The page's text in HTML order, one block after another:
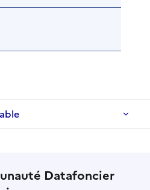
Datafoncier